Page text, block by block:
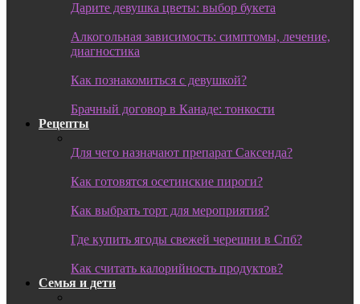
Дарите девушка цветы: выбор букета
Алкогольная зависимость: симптомы, лечение,
диагностика
Как познакомиться с девушкой?
Брачный договор в Канаде: тонкости
Рецепты
Для чего назначают препарат Саксенда?
Как готовятся осетинские пироги?
Как выбрать торт для мероприятия?
Где купить ягоды свежей черешни в Спб?
Как считать калорийность продуктов?
Семья и дети